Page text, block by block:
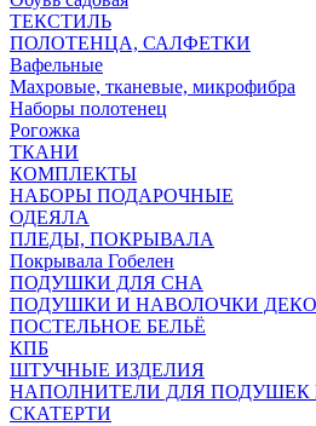
ТЕКСТИЛЬ
ПОЛОТЕНЦА, САЛФЕТКИ
Вафельные
Махровые, тканевые, микрофибра
Наборы полотенец
Рогожка
ТКАНИ
КОМПЛЕКТЫ
НАБОРЫ ПОДАРОЧНЫЕ
ОДЕЯЛА
ПЛЕДЫ, ПОКРЫВАЛА
Покрывала Гобелен
ПОДУШКИ ДЛЯ СНА
ПОДУШКИ И НАВОЛОЧКИ
ПОСТЕЛЬНОЕ БЕЛЬЁ
КПБ
ШТУЧНЫЕ ИЗДЕЛИЯ
НАПОЛНИТЕЛИ ДЛЯ ПОДУШЕК
СКАТЕРТИ